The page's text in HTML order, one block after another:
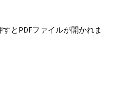
とPDFファイルが開かれま